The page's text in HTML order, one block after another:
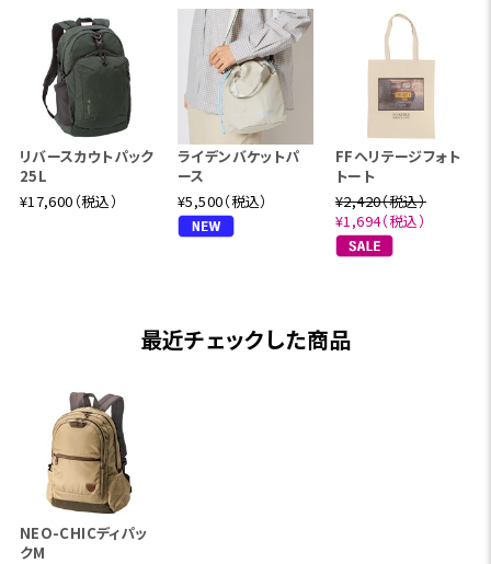
リバースカウトパック
25L
¥17,600（税込）
ライデンバケットパ
ース
¥5,500（税込）
FFヘリテージフォト
トート
¥2,420（税込）
¥1,694（税込）
最近チェックした商品
NEO-CHICディパッ
クM